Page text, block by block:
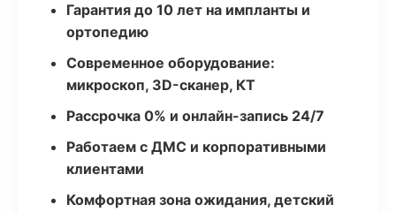
Гарантия до 10 лет на импланты и
ортопедию
Современное оборудование:
микроскоп, 3D-сканер, КТ
Рассрочка 0% и онлайн-запись 24/7
Работаем с ДМС и корпоративными
клиентами
Комфортная зона ожидания, детский